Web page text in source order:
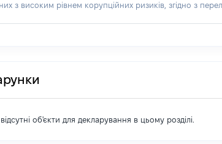
з високим рівнем корупційних ризиків, згідно з
об'єкти для декларування в цьому розділі.